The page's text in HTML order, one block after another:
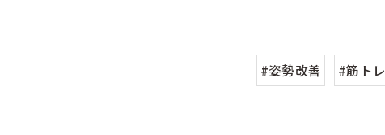
#姿勢改善 #筋トレ